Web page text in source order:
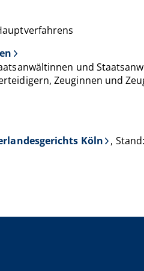
und
Zeuginnen und
Köln ,